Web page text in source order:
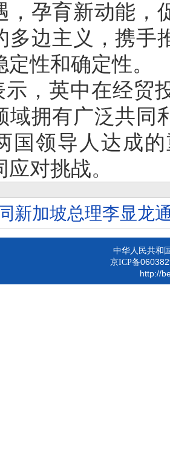
，孕育新动能，
多边主义，携手
定性和确定性。
示，英中在经贸
域拥有广泛共同
国领导人达成
对挑战。
新加坡总理李显龙
中华人民共和
京ICP备
http://